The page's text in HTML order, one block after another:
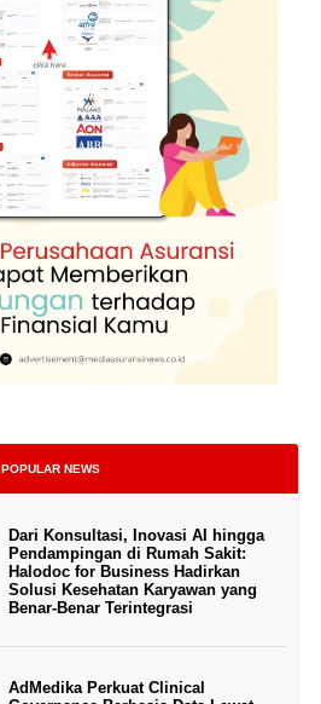
POPULAR NEWS
Dari Konsultasi, Inovasi AI hingga
Pendampingan di Rumah Sakit:
Halodoc for Business Hadirkan
Solusi Kesehatan Karyawan yang
Benar-Benar Terintegrasi
AdMedika Perkuat Clinical